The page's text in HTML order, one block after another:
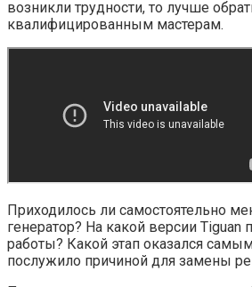
возникли трудности, то лучше
квалифицированным мастерам.
Приходилось ли самостоятельно
генератор? На какой версии Tiguan
работы? Какой этап оказался
послужило причиной для замены